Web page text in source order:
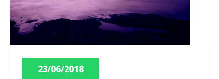
23/06/2018